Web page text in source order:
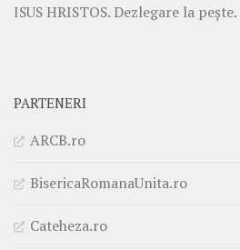
ISUS HRISTOS. Dezlegare la pește.
PARTENERI
ARCB.ro
BisericaRomanaUnita.ro
Cateheza.ro